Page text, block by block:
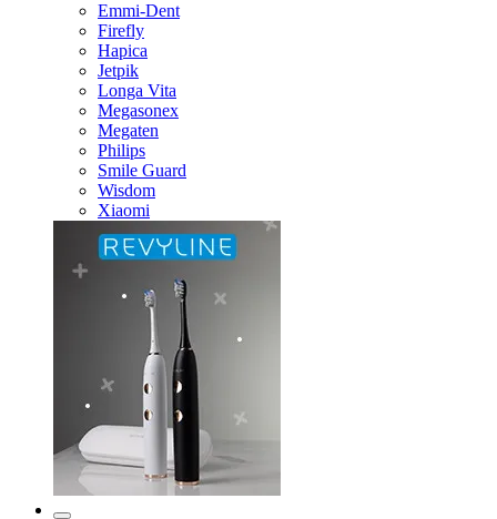
Emmi-Dent
Firefly
Hapica
Jetpik
Longa Vita
Megasonex
Megaten
Philips
Smile Guard
Wisdom
Xiaomi